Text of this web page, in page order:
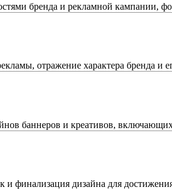
бренда и рекламной кампании,
отражение характера бренда и
баннеров и креативов,
и финализация дизайна для